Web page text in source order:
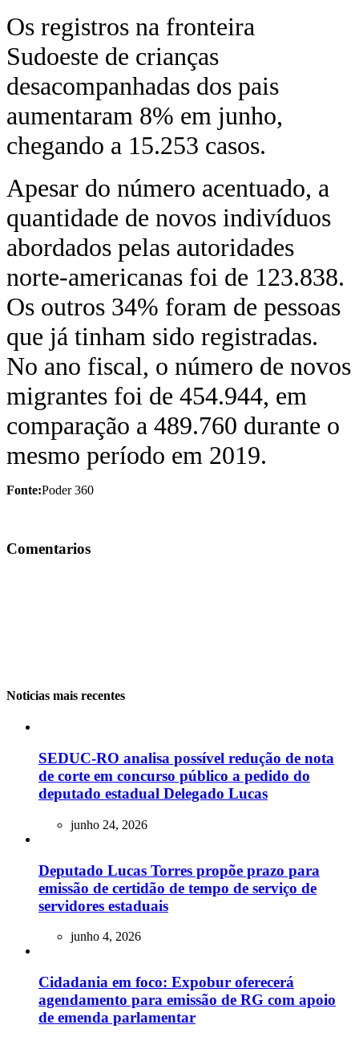
Os registros na fronteira
Sudoeste de crianças
desacompanhadas dos pais
aumentaram 8% em junho,
chegando a 15.253 casos.
Apesar do número acentuado, a
quantidade de novos indivíduos
abordados pelas autoridades
norte-americanas foi de 123.838.
Os outros 34% foram de pessoas
que já tinham sido registradas.
No ano fiscal, o número de novos
migrantes foi de 454.944, em
comparação a 489.760 durante o
mesmo período em 2019.
Fonte:Poder 360
Comentarios
Noticias mais recentes
SEDUC-RO analisa possível redução de nota
de corte em concurso público a pedido do
deputado estadual Delegado Lucas
junho 24, 2026
Deputado Lucas Torres propõe prazo para
emissão de certidão de tempo de serviço de
servidores estaduais
junho 4, 2026
Cidadania em foco: Expobur oferecerá
agendamento para emissão de RG com apoio
de emenda parlamentar